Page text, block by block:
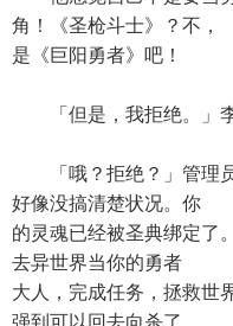
角！《圣枪斗士》？不，
是《巨阳勇者》吧！
「但是，我拒绝。」李
「哦？拒绝？」管理员
好像没搞清楚状况。你
的灵魂已经被圣典绑定了
去异世界当你的勇者
大人，完成任务，拯救世
强到可以回去向杀了